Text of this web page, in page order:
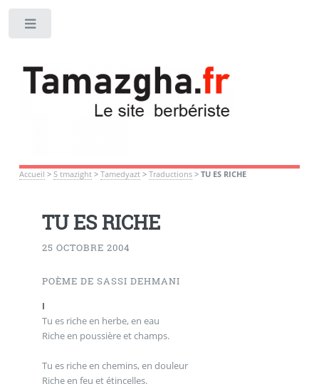
Accueil > S tmazight> Tamedyazt> Traductions> TU ES RICHE
TU ES RICHE
25 OCTOBRE 2004
POÈME DE SASSI DEHMANI
I
Tu es riche en herbe, en eau
Riche en poussière et champs.
Tu es riche en chemins, en douleur
Riche en feu et étincelles.